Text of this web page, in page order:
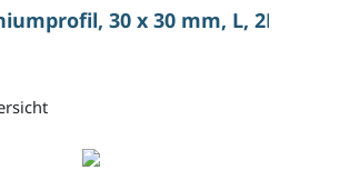
30 x 30 mm, L, 2N90,